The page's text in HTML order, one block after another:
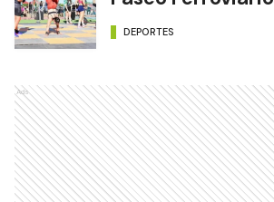
DEPORTES
Ads